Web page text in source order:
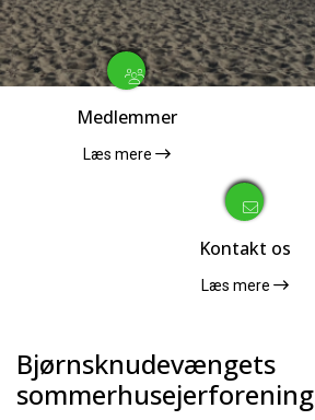
Medlemmer
Læs mere
Kontakt os
Læs mere
Bjørnsknudevængets
sommerhusejerforening